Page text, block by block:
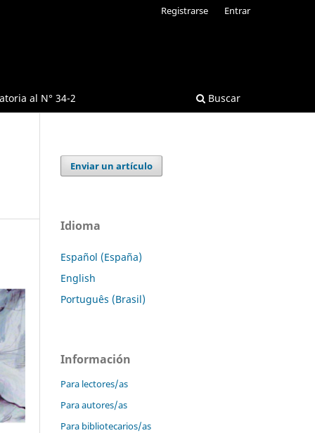
al N° 34-2 Buscar
Registrarse Entrar
Enviar un artículo
Idioma
Español (España)
English
Português (Brasil)
Información
Para lectores/as
Para autores/as
Para bibliotecarios/as